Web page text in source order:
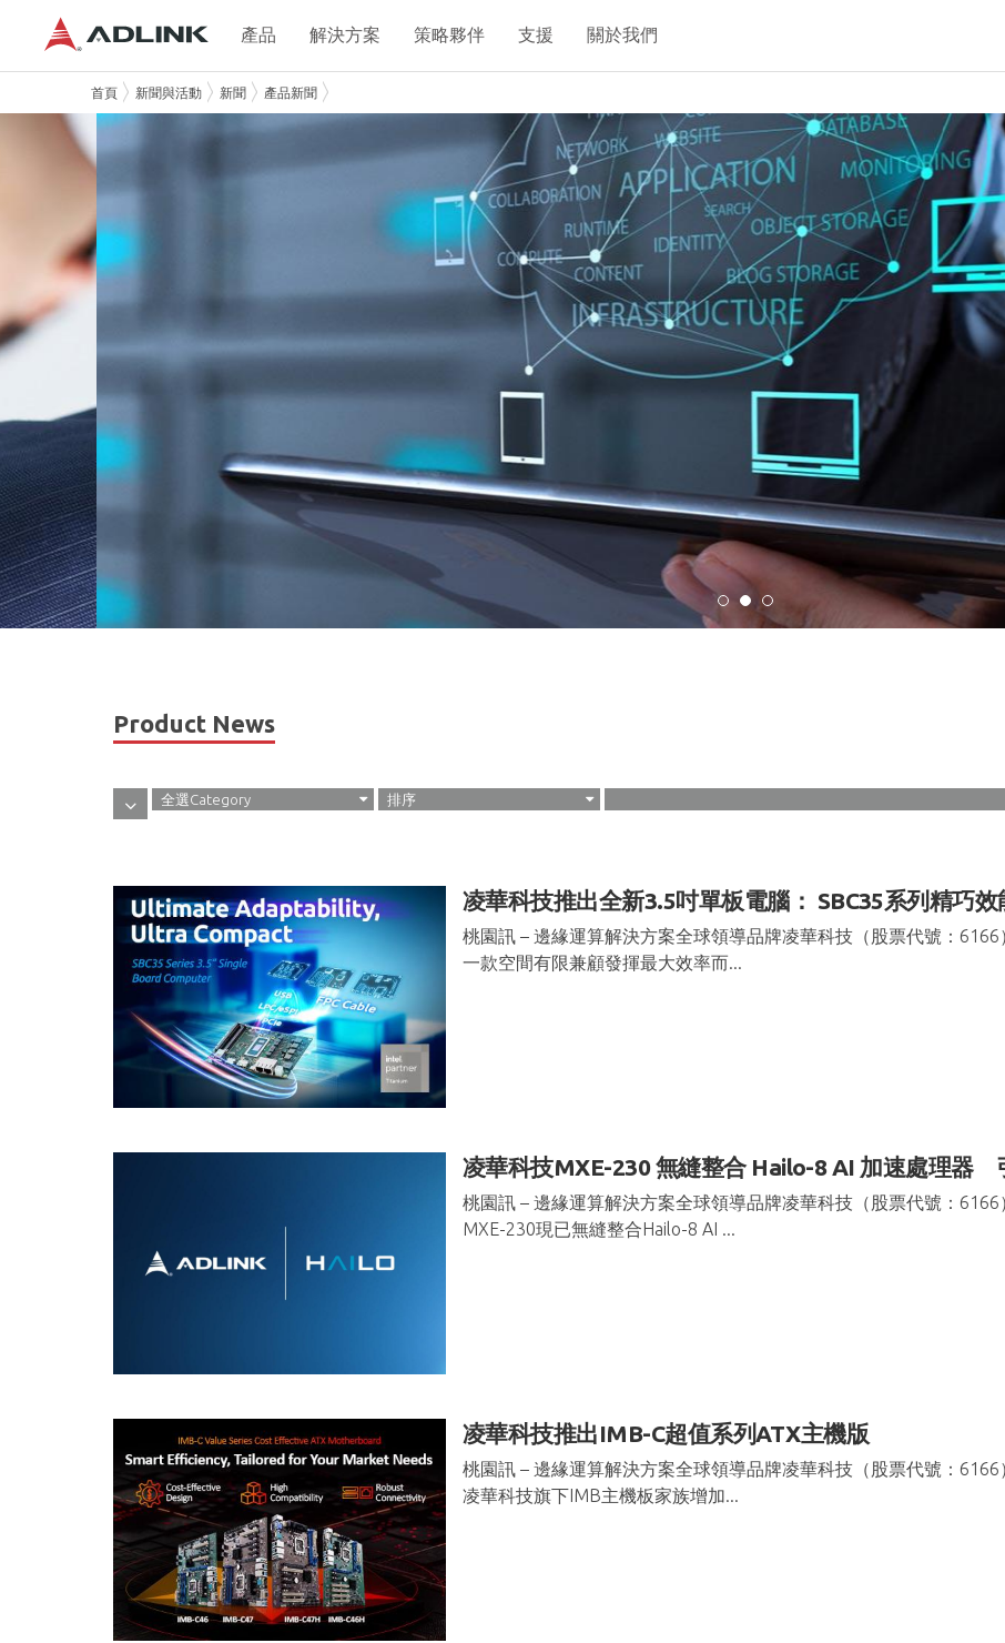
產品 解決方案 策略夥伴 支援 關於我們
首頁 新聞與活動 新聞 產品新聞
Product News
全選Category 排序
凌華科技推出全新3.5吋單板電腦： SBC35系列精巧效
桃園訊 – 邊緣運算解決方案全球領導品牌凌華科技（股票代號：
一款空間有限兼顧發揮最大效率而...
凌華科技MXE-230 無縫整合 Hailo-8 AI 加速處理器
桃園訊 – 邊緣運算解決方案全球領導品牌凌華科技（股票代號：
MXE-230現已無縫整合Hailo-8 AI ...
凌華科技推出IMB-C超值系列ATX主機版
桃園訊 – 邊緣運算解決方案全球領導品牌凌華科技（股票代號：
凌華科技旗下IMB主機板家族增加...